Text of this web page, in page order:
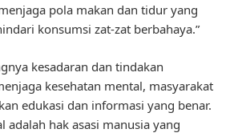
pola makan dan tidur yang
konsumsi zat-zat berbahaya.”
kesadaran dan tindakan
kesehatan mental, masyarakat
edukasi dan informasi yang benar.
adalah hak asasi manusia yang